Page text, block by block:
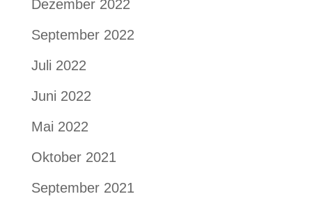
Dezember 2022
September 2022
Juli 2022
Juni 2022
Mai 2022
Oktober 2021
September 2021